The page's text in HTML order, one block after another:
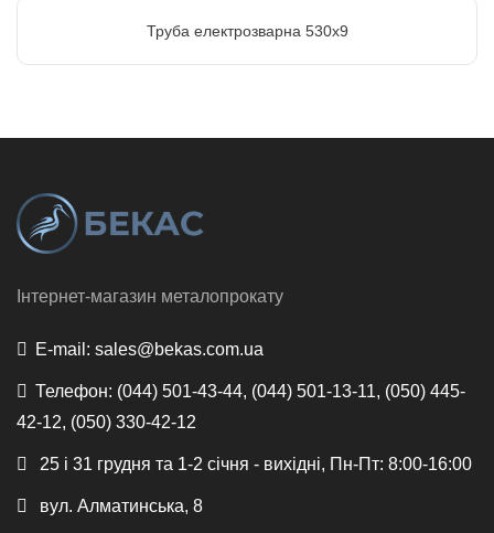
Труба електрозварна 530х9
Інтернет-магазин металопрокату
E-mail: sales@bekas.com.ua
Телефон: (044) 501-43-44, (044) 501-13-11, (050) 445-
42-12, (050) 330-42-12
25 і 31 грудня та 1-2 січня - вихідні, Пн-Пт: 8:00-16:00
вул. Алматинська, 8